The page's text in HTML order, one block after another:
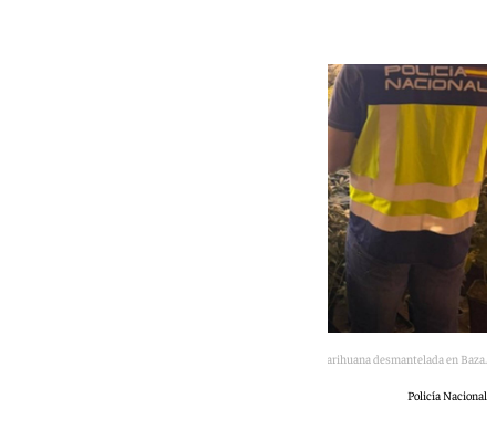
Un agente de la Policía Nacional junto a la plantación de marihuana desmantelada en Baza.
Policía Nacional